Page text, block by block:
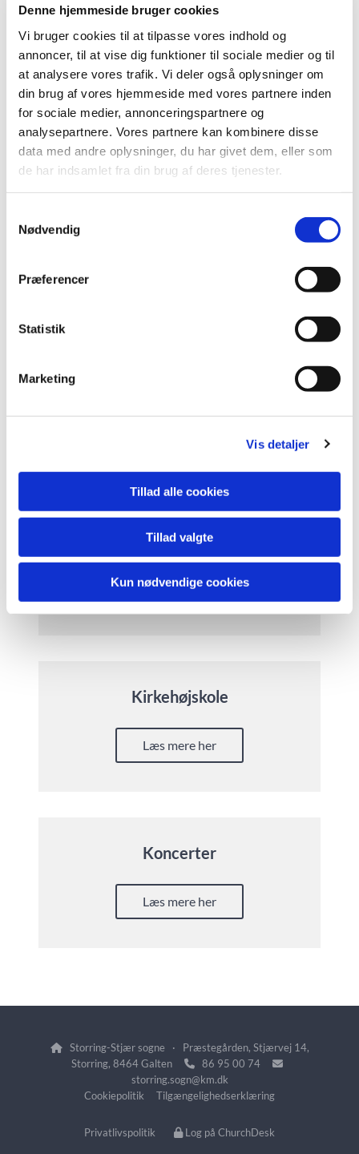
Denne hjemmeside bruger cookies
Vi bruger cookies til at tilpasse vores indhold og
annoncer, til at vise dig funktioner til sociale medier og til
at analysere vores trafik. Vi deler også oplysninger om
din brug af vores hjemmeside med vores partnere inden
for sociale medier, annonceringspartnere og
analysepartnere. Vores partnere kan kombinere disse
data med andre oplysninger, du har givet dem, eller som
de har indsamlet fra din brug af deres tjenester.
Nødvendig
Præferencer
Statistik
Marketing
Vis detaljer
Tillad alle cookies
Tillad valgte
Kun nødvendige cookies
Storring-Stjær kirkers pigekor
Læs mere her
Strikkecafé
Læs mere her
Kirkehøjskole
Læs mere her
Koncerter
Læs mere her
Storring-Stjær sogne · Præstegården, Stjærvej 14,
Storring, 8464 Galten
 86 95 00 74 
storring.sogn@km.dk
Cookiepolitik
Tilgængelighedserklæring
Privatlivspolitik Log på ChurchDesk